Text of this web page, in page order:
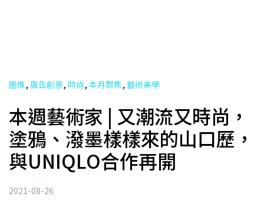
圖像, 廣告創意, 時尚, 本月聚焦, 藝術美學
本週藝術家 | 又潮流又時尚，
塗鴉、潑墨樣樣來的山口歷，
與UNIQLO合作再開
2021-08-26